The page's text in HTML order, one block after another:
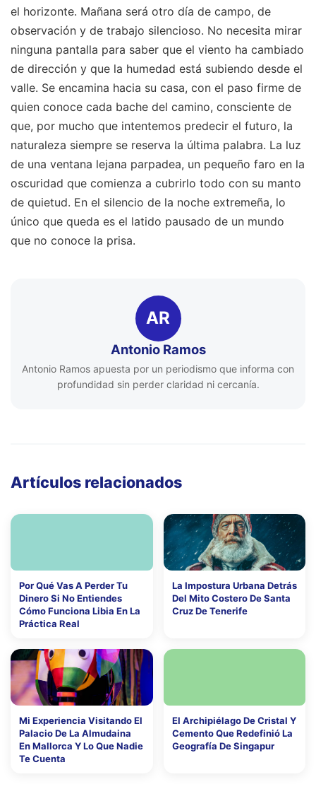
el horizonte. Mañana será otro día de campo, de
observación y de trabajo silencioso. No necesita mirar
ninguna pantalla para saber que el viento ha cambiado
de dirección y que la humedad está subiendo desde el
valle. Se encamina hacia su casa, con el paso firme de
quien conoce cada bache del camino, consciente de
que, por mucho que intentemos predecir el futuro, la
naturaleza siempre se reserva la última palabra. La luz
de una ventana lejana parpadea, un pequeño faro en la
oscuridad que comienza a cubrirlo todo con su manto
de quietud. En el silencio de la noche extremeña, lo
único que queda es el latido pausado de un mundo
que no conoce la prisa.
AR
Antonio Ramos
Antonio Ramos apuesta por un periodismo que informa con
profundidad sin perder claridad ni cercanía.
Artículos relacionados
Por Qué Vas A Perder Tu
Dinero Si No Entiendes
Cómo Funciona Libia En La
Práctica Real
La Impostura Urbana Detrás
Del Mito Costero De Santa
Cruz De Tenerife
Mi Experiencia Visitando El
Palacio De La Almudaina
En Mallorca Y Lo Que Nadie
Te Cuenta
El Archipiélago De Cristal Y
Cemento Que Redefinió La
Geografía De Singapur